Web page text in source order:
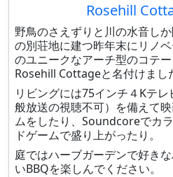
Rosehill
野鳥のさえずりと川の水音し
の別荘地に建つ昨年末にリノ
のユニークなアーチ型のコテ
Rosehill Cottageと名付けまし
リビングには75インチ４Kテ
般放送の視聴不可）を備えて
ムをしたり、Soundcoreでカ
ドゲームで盛り上がったり。
庭ではハーブガーデンで好き
いBBQを楽しんでください。